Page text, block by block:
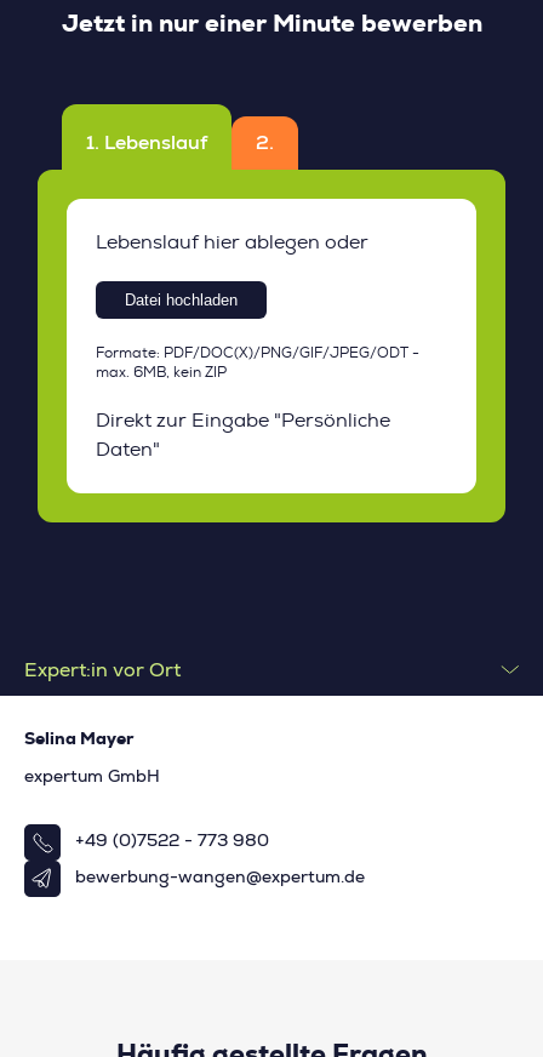
Jetzt in nur einer Minute bewerben
Expert:in vor Ort
Selina Mayer
expertum GmbH
+49 (0)7522 - 773 980
bewerbung-wangen@expertum.de